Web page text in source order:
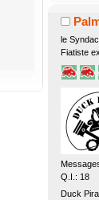
le
Fiatiste
Q.I.: 18
Duck